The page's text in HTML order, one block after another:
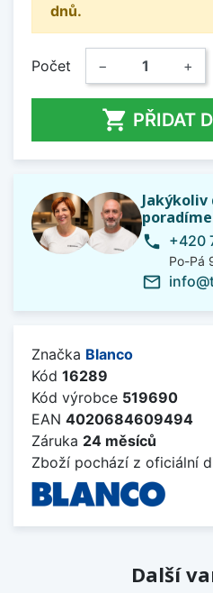
dnů.
Počet − +
 PŘIDAT
Jakýkoliv
phone +420
Po-Pá
mail_outline
Značka Blanco
Kód 16289
Kód výrobce 519690
EAN 4020684609494
Záruka 24 měsíců
Zboží pochází z oficiální
Další